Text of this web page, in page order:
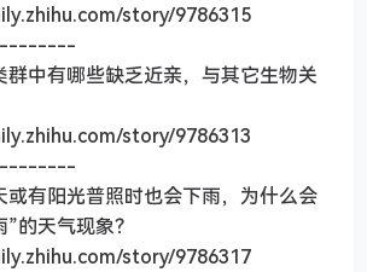
story/9786315
群中有哪些缺乏近亲，与其它生物关
story/9786313
或有阳光普照时也会下雨，为什么会
的天气现象？
story/9786317